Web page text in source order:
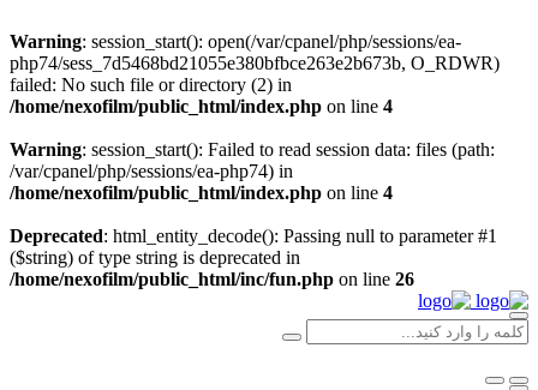
Warning: session_start(): open(/var/cpanel/php/sessions/ea-
php74/sess_7d5468bd21055e380bfbce263e2b673b, O_RDWR)
failed: No such file or directory (2) in
/home/nexofilm/public_html/index.php on line 4
Warning: session_start(): Failed to read session data: files (path:
/var/cpanel/php/sessions/ea-php74) in
/home/nexofilm/public_html/index.php on line 4
Deprecated: html_entity_decode(): Passing null to parameter #1
($string) of type string is deprecated in
/home/nexofilm/public_html/inc/fun.php on line 26